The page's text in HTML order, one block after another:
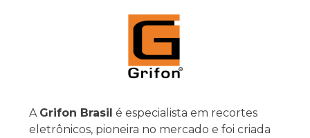
A Grifon Brasil é especialista em recortes
eletrônicos, pioneira no mercado e foi criada